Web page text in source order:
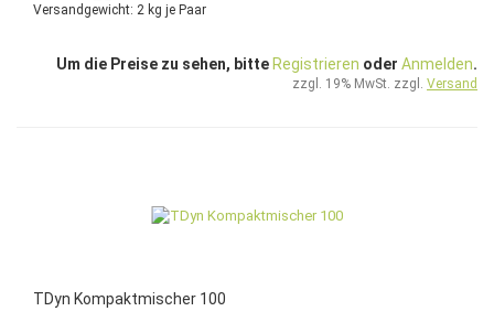
Versandgewicht: 2 kg je Paar
Um die Preise zu sehen, bitte Registrieren oder Anmelden.
zzgl. 19% MwSt. zzgl. Versand
TDyn Kompaktmischer 100